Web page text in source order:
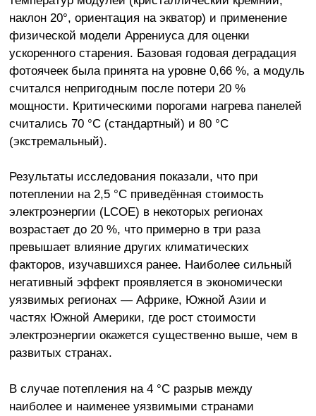
наклон 20°, ориентация на экватор) и применение
физической модели Аррениуса для оценки
ускоренного старения. Базовая годовая деградация
фотоячеек была принята на уровне 0,66 %, а модуль
считался непригодным после потери 20 %
мощности. Критическими порогами нагрева панелей
считались 70 °C (стандартный) и 80 °C
(экстремальный).
Результаты исследования показали, что при
потеплении на 2,5 °C приведённая стоимость
электроэнергии (LCOE) в некоторых регионах
возрастает до 20 %, что примерно в три раза
превышает влияние других климатических
факторов, изучавшихся ранее. Наиболее сильный
негативный эффект проявляется в экономически
уязвимых регионах — Африке, Южной Азии и
частях Южной Америки, где рост стоимости
электроэнергии окажется существенно выше, чем в
развитых странах.
В случае потепления на 4 °C разрыв между
наиболее и наименее уязвимыми странами